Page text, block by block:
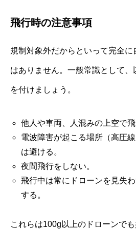
飛行時の注意事項
規制対象外だからといって完全
はありません。一般常識として
を付けましょう。
他人や車両、人混みの上空で飛
電波障害が起こる場所（高圧
は避ける。
夜間飛行をしない。
飛行中は常にドローンを見失
する。
これらは100g以上のドローンでも